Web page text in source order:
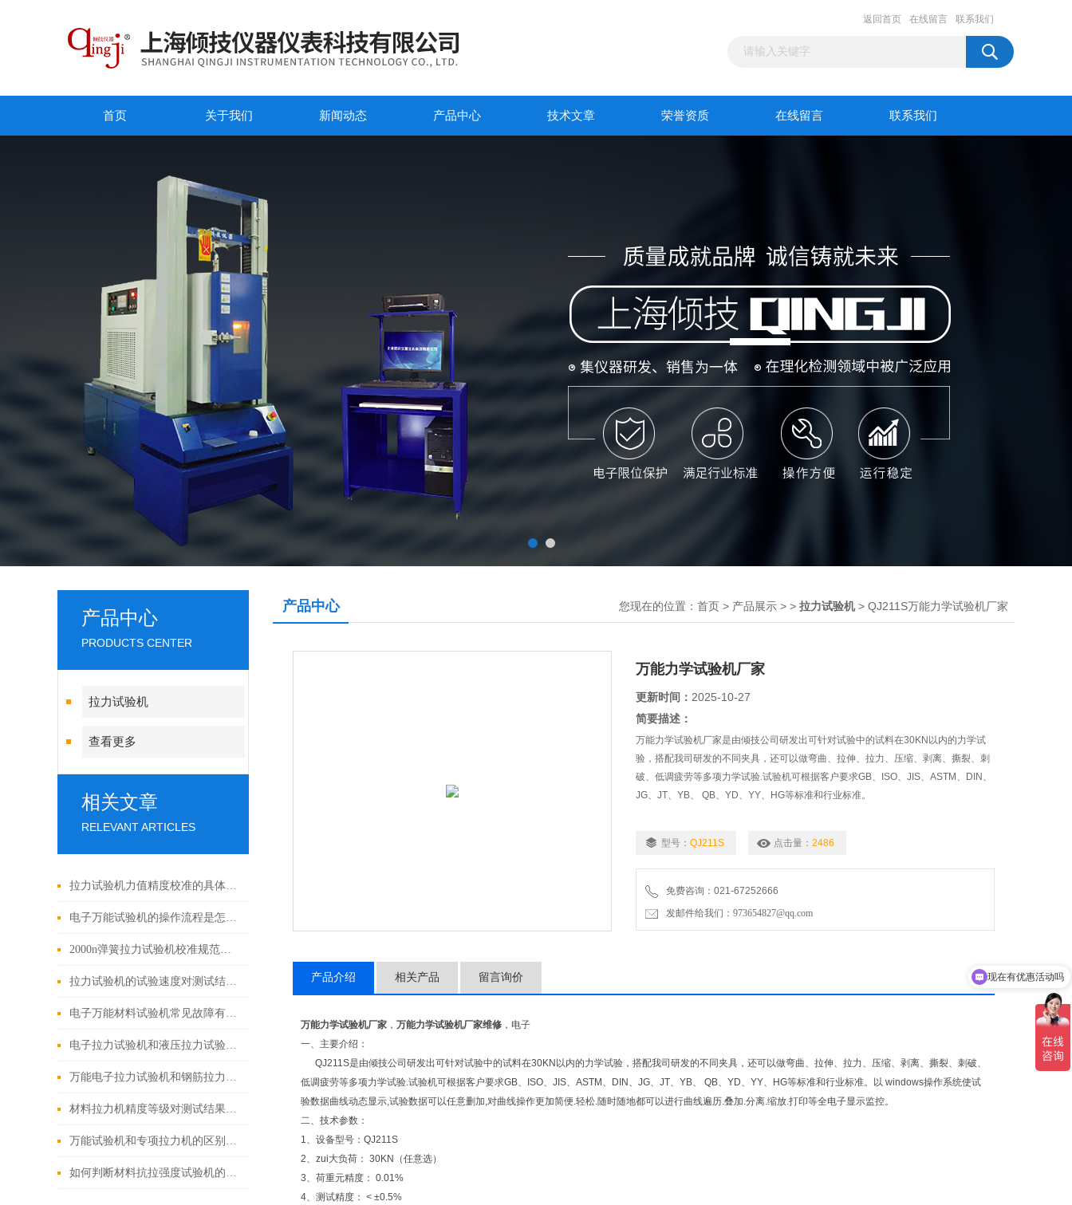
返回首页 在线留言 联系我们
首页 关于我们 新闻动态 产品中心 技术文章 荣誉资质 在线留言 联系我们
产品中心
PRODUCTS CENTER
拉力试验机
查看更多
相关文章
RELEVANT ARTICLES
拉力试验机力值精度校准的具体步骤是什么？
电子万能试验机的操作流程是怎样的？
2000n弹簧拉力试验机校准规范与注意事项
拉力试验机的试验速度对测试结果有哪些影响？
电子万能材料试验机常见故障有哪些？
电子拉力试验机和液压拉力试验机的精度哪个更高？
万能电子拉力试验机和钢筋拉力试验机的操作流程有什么不同？
材料拉力机精度等级对测试结果有哪些影响？
万能试验机和专项拉力机的区别是什么？
如何判断材料抗拉强度试验机的测试数据是否准确？
产品中心 您现在的位置： 首页 > 产品展示 > > 拉力试验机> QJ211S万能力学试验机厂家
万能力学试验机厂家
更新时间： 2025-10-27
简要描述：
万能力学试验机厂家是由倾技公司研发出可针对试验中的试料在30KN以内的力学试
验，搭配我司研发的不同夹具，还可以做弯曲、拉伸、拉力、压缩、剥离、撕裂、刺
破、低调疲劳等多项力学试验.试验机可根据客户要求GB、ISO、JIS、ASTM、DIN、
JG、JT、YB、 QB、YD、YY、HG等标准和行业标准。
型号： QJ211S 点击量： 2486
免费咨询：021-67252666
发邮件给我们：973654827@qq.com
产品介绍 相关产品 留言询价
万能力学试验机厂家 ， 万能力学试验机厂家维修 ，电子
一、 主要介绍：
QJ211S是由倾技公司研发出可针对试验中的试料在30KN以内的力学试验，搭配我司研发的不同夹具，还可以做弯曲、拉伸、拉力、压缩、剥离、撕裂、刺破、
低调疲劳等多项力学试验.试验机可根据客户要求GB、ISO、JIS、ASTM、DIN、JG、JT、YB、 QB、YD、YY、HG等标准和行业标准。以 windows操作系统使试
验数据曲线动态显示,试验数据可以任意删加,对曲线操作更加简便.轻松.随时随地都可以进行曲线遍历.叠加.分离.缩放.打印等全电子显示监控。
二、 技术参数：
1、设备型号：QJ211S
2、zui大负荷： 30KN（任意选）
3、荷重元精度： 0.01%
4、测试精度： < ±0.5%
可以介绍下你们的产品么